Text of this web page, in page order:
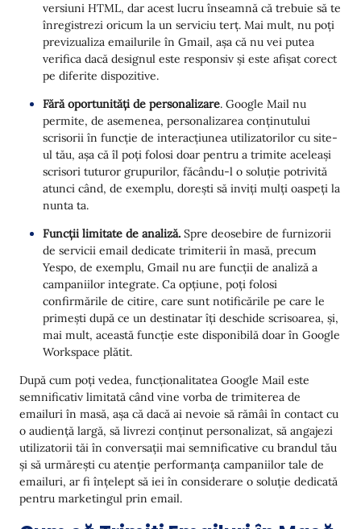
versiuni HTML, dar acest lucru înseamnă că trebuie să te
înregistrezi oricum la un serviciu terț. Mai mult, nu poți
previzualiza emailurile în Gmail, așa că nu vei putea
verifica dacă designul este responsiv și este afișat corect
pe diferite dispozitive.
Fără oportunități de personalizare. Google Mail nu
permite, de asemenea, personalizarea conținutului
scrisorii în funcție de interacțiunea utilizatorilor cu site-
ul tău, așa că îl poți folosi doar pentru a trimite aceleași
scrisori tuturor grupurilor, făcându-l o soluție potrivită
atunci când, de exemplu, dorești să inviți mulți oaspeți la
nunta ta.
Funcții limitate de analiză. Spre deosebire de furnizorii
de servicii email dedicate trimiterii în masă, precum
Yespo, de exemplu, Gmail nu are funcții de analiză a
campaniilor integrate. Ca opțiune, poți folosi
confirmările de citire, care sunt notificările pe care le
primești după ce un destinatar îți deschide scrisoarea, și,
mai mult, această funcție este disponibilă doar în Google
Workspace plătit.
După cum poți vedea, funcționalitatea Google Mail este
semnificativ limitată când vine vorba de trimiterea de
emailuri în masă, așa că dacă ai nevoie să rămâi în contact cu
o audiență largă, să livrezi conținut personalizat, să angajezi
utilizatorii tăi în conversații mai semnificative cu brandul tău
și să urmărești cu atenție performanța campaniilor tale de
emailuri, ar fi înțelept să iei în considerare o soluție dedicată
pentru marketingul prin email.